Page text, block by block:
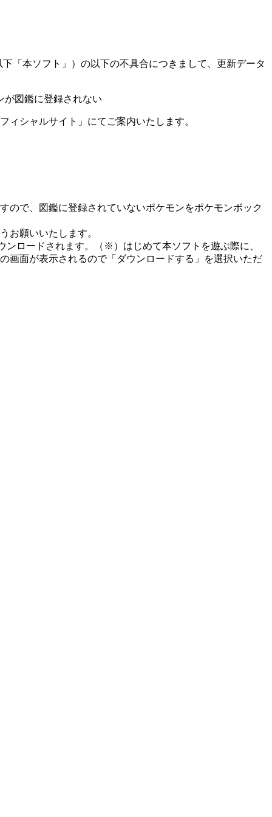
「本ソフト」）の以下の不具合につきまして、更新データ
が図鑑に登録されない
ィシャルサイト」にてご案内いたします。
ので、図鑑に登録されていないポケモンをポケモンボック
お願いいたします。
ロードされます。
（※） はじめて本ソフトを遊ぶ際に、
画面が表示されるので「ダウンロードする」を選択いただ